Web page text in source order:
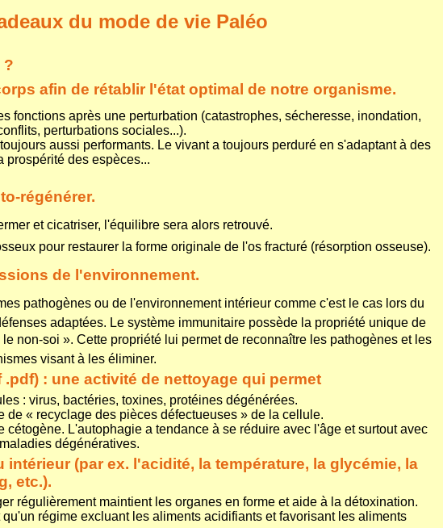
du mode de vie Paléo
?
corps afin de rétablir l'état optimal de notre organisme.
fonctions après une perturbation (catastrophes, sécheresse, inondation,
perturbations sociales...).
aussi performants. Le vivant a toujours perduré en s'adaptant à des
prospérité des espèces...
régénérer.
et cicatriser, l'équilibre sera alors retrouvé.
pour restaurer la forme originale de l'os fracturé (résorption osseuse).
de l'environnement.
pathogènes ou de l'environnement intérieur comme c'est le cas lors du
adaptées. Le système immunitaire possède la propriété unique de
le non-soi ». Cette propriété lui permet de reconnaître les pathogènes et les
visant à les éliminer.
.pdf): une activité de nettoyage qui permet
: virus, bactéries, toxines, protéines dégénérées.
« recyclage des pièces défectueuses » de la cellule.
L'autophagie a tendance à se réduire avec l'âge et surtout avec
dégénératives.
(par ex. l'acidité, la température, la glycémie, la
etc.).
régulièrement maintient les organes en forme et aide à la détoxination.
régime excluant les aliments acidifiants et favorisant les aliments